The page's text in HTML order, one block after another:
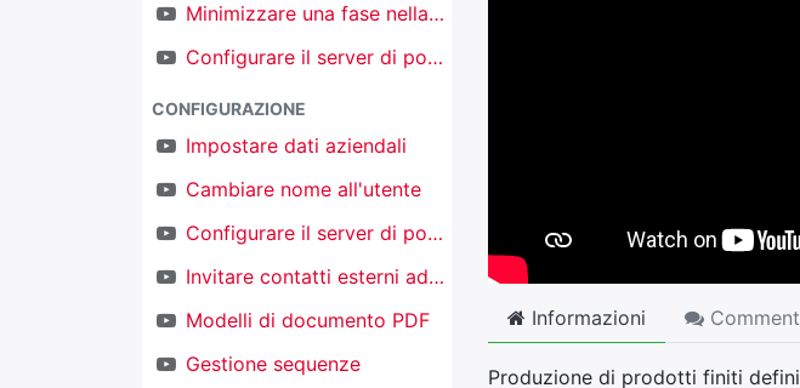
Minimizzare una fase nella kanban nel CRM
Configurare il server di posta in ingresso per creare nuovi oggetti
CONFIGURAZIONE
Impostare dati aziendali
Cambiare nome all'utente
Configurare il server di posta in uscita
Invitare contatti esterni ad accedere al proprio TAKOBI
Modelli di documento PDF
Gestione sequenze
Informazioni
Produzione di prodotti finiti